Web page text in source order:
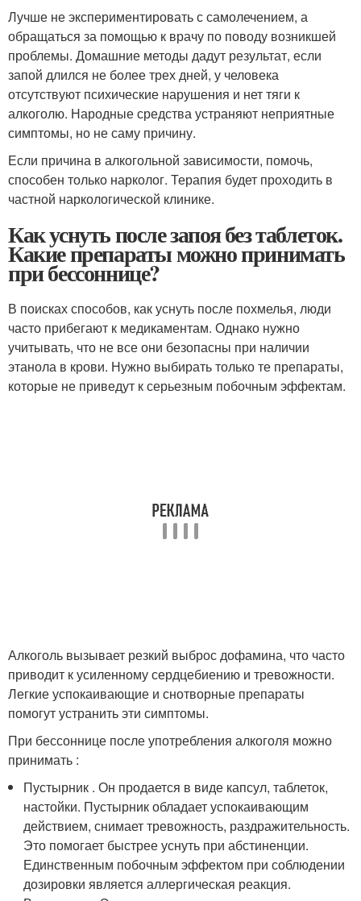
Лучше не экспериментировать с самолечением, а
обращаться за помощью к врачу по поводу возникшей
проблемы. Домашние методы дадут результат, если
запой длился не более трех дней, у человека
отсутствуют психические нарушения и нет тяги к
алкоголю. Народные средства устраняют неприятные
симптомы, но не саму причину.
Если причина в алкогольной зависимости, помочь,
способен только нарколог. Терапия будет проходить в
частной наркологической клинике.
Как уснуть после запоя без таблеток.
Какие препараты можно принимать
при бессоннице?
В поисках способов, как уснуть после похмелья, люди
часто прибегают к медикаментам. Однако нужно
учитывать, что не все они безопасны при наличии
этанола в крови. Нужно выбирать только те препараты,
которые не приведут к серьезным побочным эффектам.
Алкоголь вызывает резкий выброс дофамина, что часто
приводит к усиленному сердцебиению и тревожности.
Легкие успокаивающие и снотворные препараты
помогут устранить эти симптомы.
При бессоннице после употребления алкоголя можно
принимать :
Пустырник . Он продается в виде капсул, таблеток,
настойки. Пустырник обладает успокаивающим
действием, снимает тревожность, раздражительность.
Это помогает быстрее уснуть при абстиненции.
Единственным побочным эффектом при соблюдении
дозировки является аллергическая реакция.